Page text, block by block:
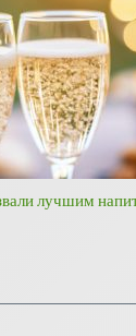
лучшим